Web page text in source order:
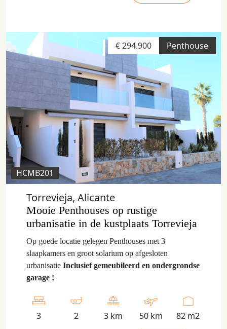
Penthouse
€ 294.900
HCMB201
Torrevieja, Alicante
Mooie Penthouses op rustige
urbanisatie in de kustplaats Torrevieja
Op goede locatie gelegen Penthouses met 3
slaapkamers en groot solarium op afgesloten
urbanisatie Inclusief gemeubileerd en ondergrondse
garage !
3 2 3 km 50 km 82 m2